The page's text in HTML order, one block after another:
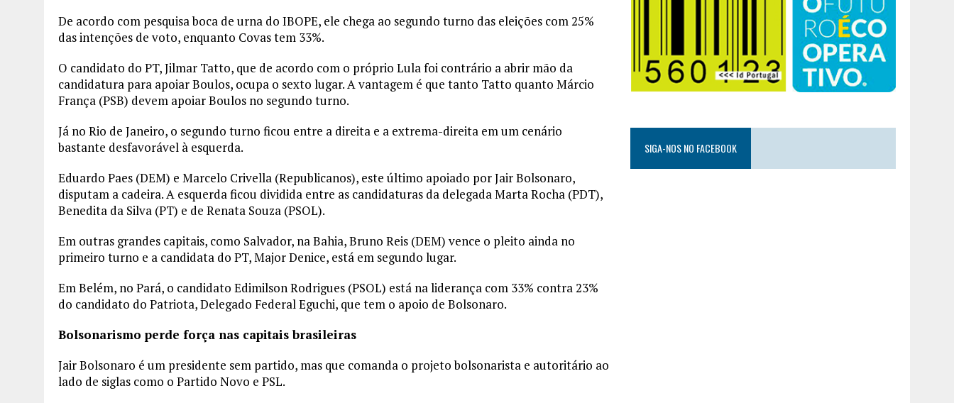
De acordo com pesquisa boca de urna do IBOPE, ele chega ao segundo turno das eleições com 25%
das intenções de voto, enquanto Covas tem 33%.
O candidato do PT, Jilmar Tatto, que de acordo com o próprio Lula foi contrário a abrir mão da
candidatura para apoiar Boulos, ocupa o sexto lugar. A vantagem é que tanto Tatto quanto Márcio
França (PSB) devem apoiar Boulos no segundo turno.
Já no Rio de Janeiro, o segundo turno ficou entre a direita e a extrema-direita em um cenário
bastante desfavorável à esquerda.
Eduardo Paes (DEM) e Marcelo Crivella (Republicanos), este último apoiado por Jair Bolsonaro,
disputam a cadeira. A esquerda ficou dividida entre as candidaturas da delegada Marta Rocha (PDT),
Benedita da Silva (PT) e de Renata Souza (PSOL).
Em outras grandes capitais, como Salvador, na Bahia, Bruno Reis (DEM) vence o pleito ainda no
primeiro turno e a candidata do PT, Major Denice, está em segundo lugar.
Em Belém, no Pará, o candidato Edimilson Rodrigues (PSOL) está na liderança com 33% contra 23%
do candidato do Patriota, Delegado Federal Eguchi, que tem o apoio de Bolsonaro.
Bolsonarismo perde força nas capitais brasileiras
Jair Bolsonaro é um presidente sem partido, mas que comanda o projeto bolsonarista e autoritário ao
lado de siglas como o Partido Novo e PSL.
SIGA-NOS NO FACEBOOK